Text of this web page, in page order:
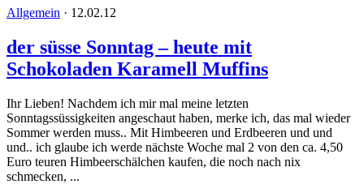
Allgemein · 12.02.12
der süsse Sonntag – heute mit
Schokoladen Karamell Muffins
Ihr Lieben! Nachdem ich mir mal meine letzten
Sonntagssüssigkeiten angeschaut haben, merke ich, das mal wieder
Sommer werden muss.. Mit Himbeeren und Erdbeeren und und
und.. ich glaube ich werde nächste Woche mal 2 von den ca. 4,50
Euro teuren Himbeerschälchen kaufen, die noch nach nix
schmecken, ...